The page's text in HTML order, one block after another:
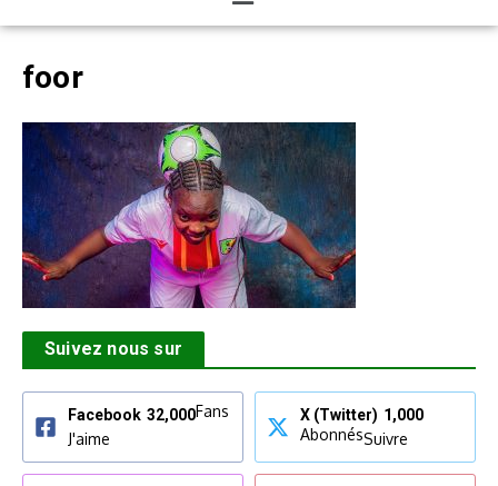
foor
Suivez nous sur
Facebook 32,000Fans
J'aime
X (Twitter) 1,000
AbonnésSuivre